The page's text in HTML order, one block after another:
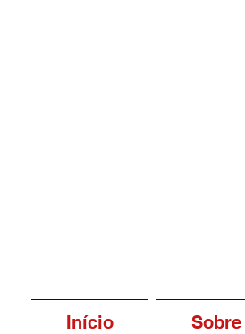
Início Sobre